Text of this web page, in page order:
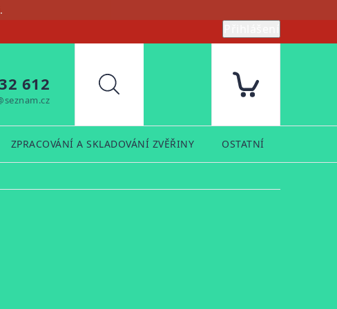
612 Hledat
ZPRACOVÁNÍ A SKLADOVÁNÍ ZVĚŘINY OSTATNÍ